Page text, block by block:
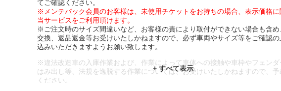
てご確認ください。
※メンテパック会員のお客様は、未使用チケットをお持ちの場合、表示価格
当サービスをご利用頂けます。
※ご注文時のサイズ間違いなど、お客様の責により取付ができない場合も含
交換、返品返金等お受けいたしかねますので、必ず車両やサイズ等をご確認の
込みいただきますようお願い致します。
※違法改造車の入庫作業および、作業によって車体への接触や車枠やフェンダ
はみ出し等、法規を逸脱する作業については、お受けいたしかねますので、予
ください。